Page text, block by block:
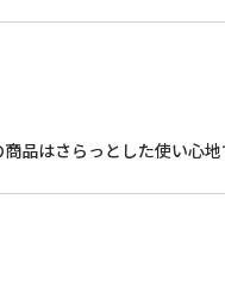
品はさらっとした使い心